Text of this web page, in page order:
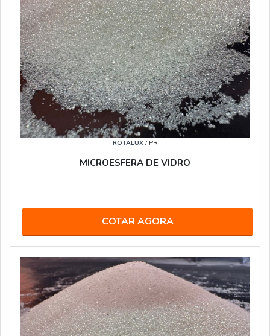
ROTALUX/ PR
MICROESFERA DE VIDRO
COTAR AGORA